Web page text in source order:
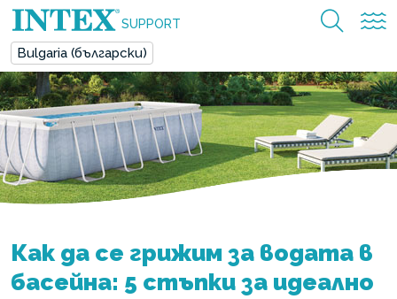
SUPPORT
Bulgaria (български)
Как да се грижим за водата в
басейна: 5 стъпки за идеално